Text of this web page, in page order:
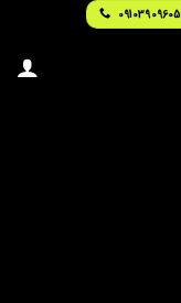
09103909605